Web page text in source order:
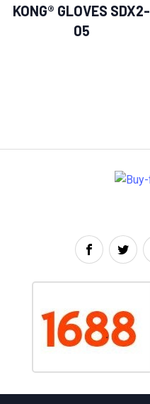
KONG® GLOVES SDX2-
05